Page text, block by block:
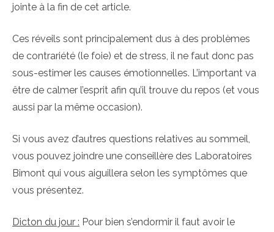
jointe à la fin de cet article.
Ces réveils sont principalement dus à des problèmes
de contrariété (le foie) et de stress, il ne faut donc pas
sous-estimer les causes émotionnelles. L’important va
être de calmer l’esprit afin qu’il trouve du repos (et vous
aussi par la même occasion).
Si vous avez d’autres questions relatives au sommeil,
vous pouvez joindre une conseillère des Laboratoires
Bimont qui vous aiguillera selon les symptômes que
vous présentez.
Dicton du jour : Pour bien s’endormir il faut avoir le